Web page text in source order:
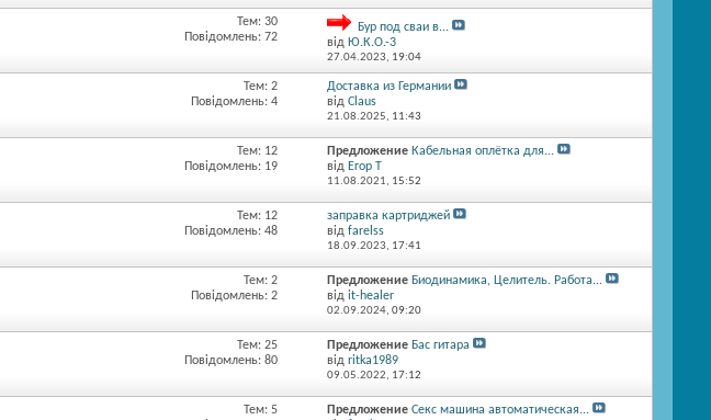
Тем: 30
Повідомлень: 72
Бур под сваи в...
від Ю.К.О.-3
27.04.2023, 19:04
Тем: 2
Повідомлень: 4
Доставка из Германии
від Claus
21.08.2025, 11:43
Тем: 12
Повідомлень: 19
Предложение Кабельная оплётка для...
від Егор Т
11.08.2021, 15:52
Тем: 12
Повідомлень: 48
заправка картриджей
від farelss
18.09.2023, 17:41
Тем: 2
Повідомлень: 2
Предложение Биодинамика, Целитель. Работа...
від it-healer
02.09.2024, 09:20
Тем: 25
Повідомлень: 80
Предложение Бас гитара
від ritka1989
09.05.2022, 17:12
Тем: 5
Предложение Секс машина автоматическая...